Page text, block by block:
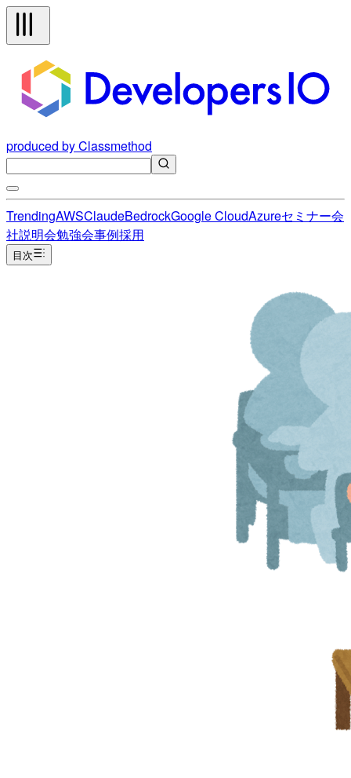
produced by Classmethod
TrendingAWSClaudeBedrockGoogle CloudAzureセミナー会
社説明会勉強会事例採用
目次